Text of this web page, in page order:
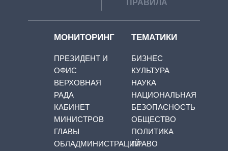
ПРАВИЛА
МОНИТОРИНГ
ПРЕЗИДЕНТ И
ОФИС
ВЕРХОВНАЯ
РАДА
КАБИНЕТ
МИНИСТРОВ
ГЛАВЫ
ОБЛАДМИНИСТРАЦИЙ
ТЕМАТИКИ
БИЗНЕС
КУЛЬТУРА
НАУКА
НАЦИОНАЛЬНАЯ
БЕЗОПАСНОСТЬ
ОБЩЕСТВО
ПОЛИТИКА
ПРАВО